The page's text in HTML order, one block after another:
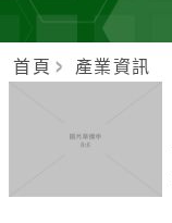
首頁 產業資訊